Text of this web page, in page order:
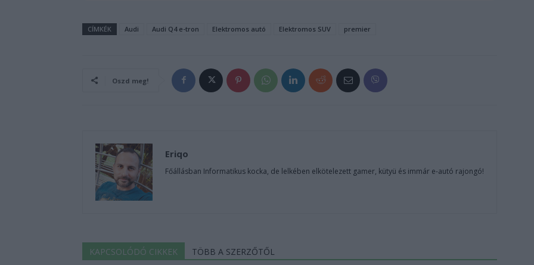
CÍMKÉK Audi Audi Q4 e-tron Elektromos autó Elektromos SUV premier
Oszd meg!
Eriqo
Főállásban Informatikus kocka, de lelkében elkötelezett gamer, kütyü és immár e-autó rajongó!
KAPCSOLÓDÓ CIKKEK TÖBB A SZERZŐTŐL